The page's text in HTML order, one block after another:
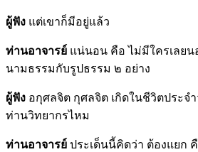
ผู้ฟัง แต่เขาก็มีอยู่แล้ว
ท่านอาจารย์ แน่นอน คือ ไม่มีใครเลย
นามธรรมกับรูปธรรม ๒ อย่าง
ผู้ฟัง อกุศลจิต กุศลจิต เกิดในชีวิตประจ
ท่านวิทยากรไหม
ท่านอาจารย์ ประเด็นนี้คิดว่า ต้องแยก